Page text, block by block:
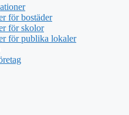
för bostäder
för skolor
för publika lokaler